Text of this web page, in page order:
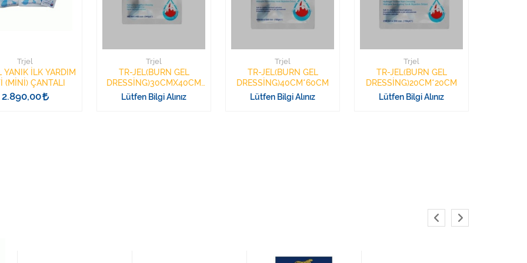
Trjel
YANIK İLK YARDIM
(MİNİ) ÇANTALI
2.890,00
Trjel
TR-JEL(BURN GEL
DRESSİNG)30CMX40CM
(360g)
Lütfen Bilgi Alınız
Trjel
TR-JEL(BURN GEL
DRESSİNG)40CM*60CM
Lütfen Bilgi Alınız
Trjel
TR-JEL(BURN GEL
DRESSİNG)20CM*20CM
Lütfen Bilgi Alınız